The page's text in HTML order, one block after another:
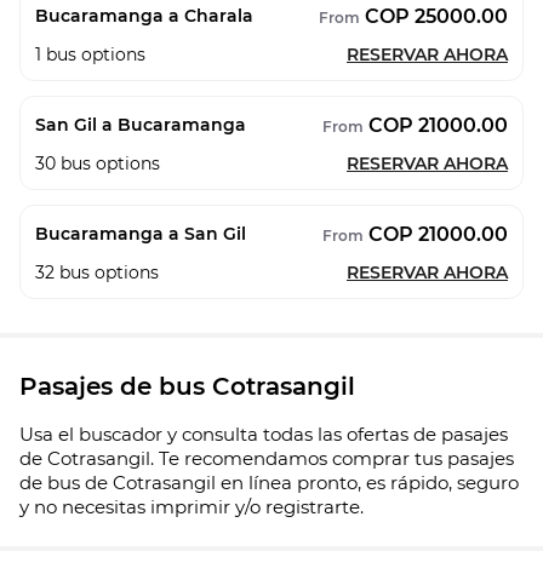
Bucaramanga a Charala From COP 25000.00
1 bus options RESERVAR AHORA
San Gil a Bucaramanga From COP 21000.00
30 bus options RESERVAR AHORA
Bucaramanga a San Gil From COP 21000.00
32 bus options RESERVAR AHORA
Pasajes de bus Cotrasangil
Usa el buscador y consulta todas las ofertas de pasajes
de Cotrasangil. Te recomendamos comprar tus pasajes
de bus de Cotrasangil en línea pronto, es rápido, seguro
y no necesitas imprimir y/o registrarte.